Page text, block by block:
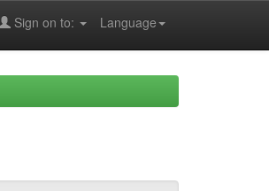
Language
Sign on to: